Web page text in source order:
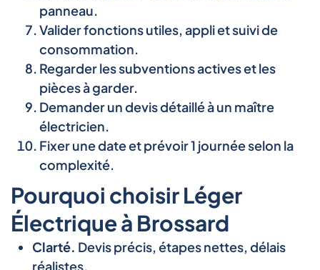
panneau.
Valider fonctions utiles, appli et suivi de
consommation.
Regarder les subventions actives et les
pièces à garder.
Demander un devis détaillé à un maître
électricien.
Fixer une date et prévoir 1 journée selon la
complexité.
Pourquoi choisir Léger
Électrique à Brossard
Clarté. Devis précis, étapes nettes, délais
réalistes.